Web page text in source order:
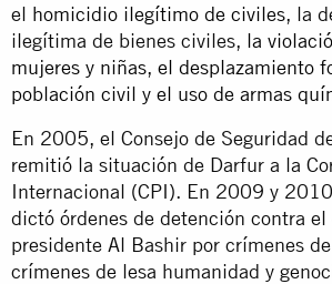
el homicidio ilegítimo de civiles, la
ilegítima de bienes civiles, la
mujeres y niñas, el desplazamiento
población civil y el uso de armas
En 2005, el Consejo de Seguridad
remitió la situación de Darfur a la
Internacional (CPI). En 2009 y
dictó órdenes de detención contra el
presidente Al Bashir por crímenes
crímenes de lesa humanidad y